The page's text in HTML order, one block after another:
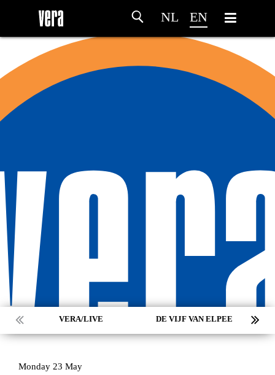
NL EN
VERA/LIVE DE VIJF VAN ELPEE
Monday 23 May